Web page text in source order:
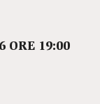
ORE 19:00